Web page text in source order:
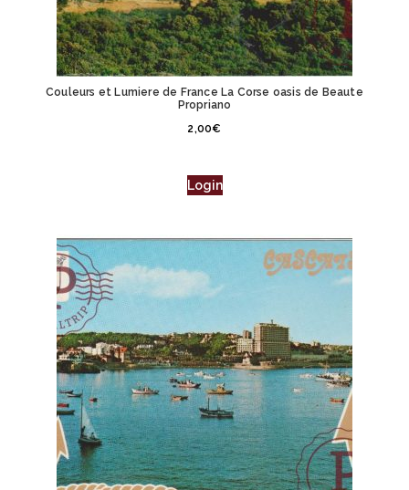
Couleurs et Lumiere de France La Corse oasis de Beaute
Propriano
2,00€
Login